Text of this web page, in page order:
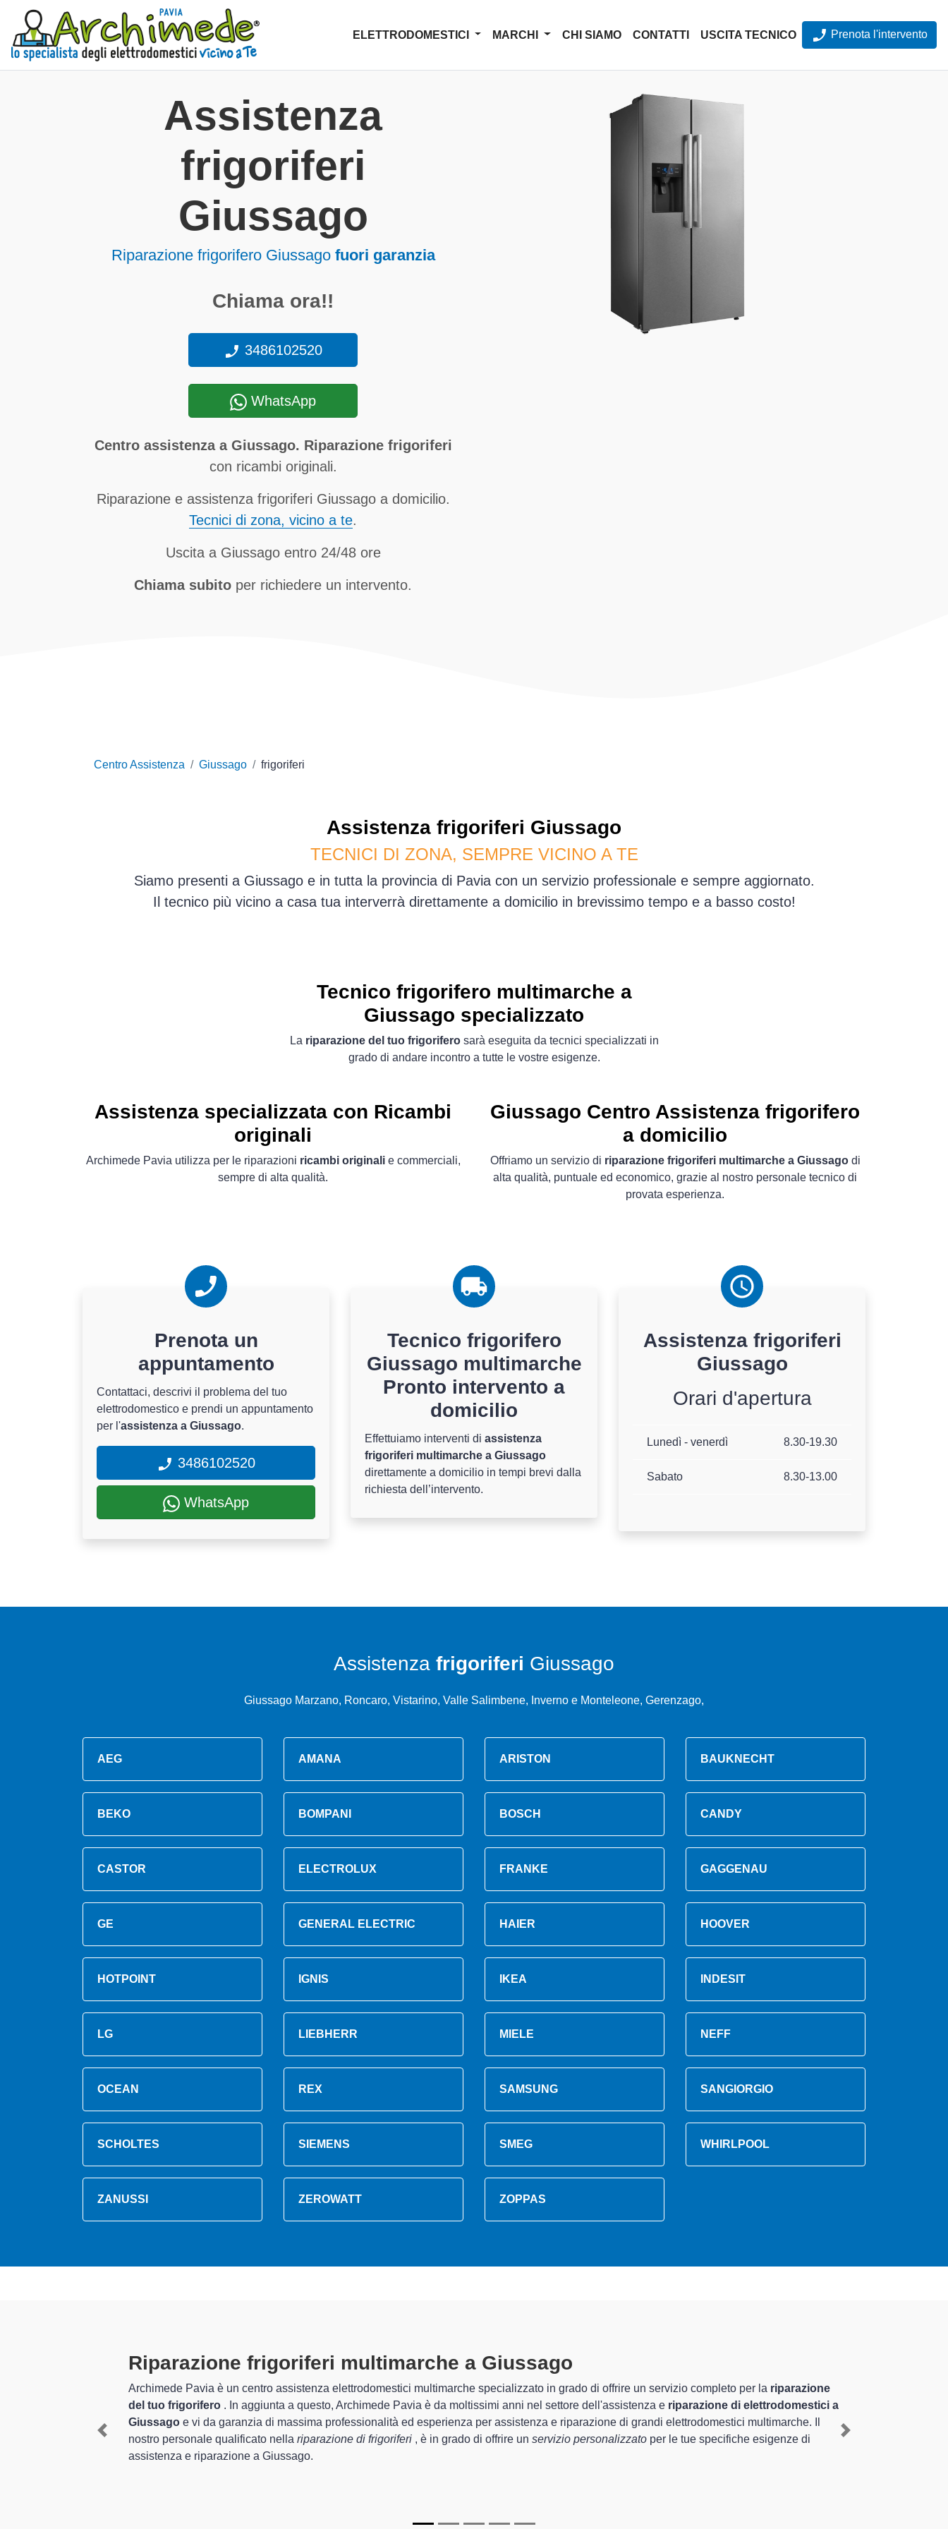
ELETTRODOMESTICI MARCHI CHI SIAMO CONTATTI USCITA TECNICO Prenota l'intervento
Assistenza
frigoriferi
Giussago
Riparazione frigorifero Giussago fuori garanzia
Chiama ora!!
3486102520
WhatsApp
Centro assistenza a Giussago. Riparazione frigoriferi
con ricambi originali.
Riparazione e assistenza frigoriferi Giussago a domicilio.
Tecnici di zona, vicino a te.
Uscita a Giussago entro 24/48 ore
Chiama subito per richiedere un intervento.
Centro Assistenza Giussago frigoriferi
Assistenza frigoriferi Giussago
TECNICI DI ZONA, SEMPRE VICINO A TE
Siamo presenti a Giussago e in tutta la provincia di Pavia con un servizio professionale e sempre aggiornato.
Il tecnico più vicino a casa tua interverrà direttamente a domicilio in brevissimo tempo e a basso costo!
Tecnico frigorifero multimarche a
Giussago specializzato
La riparazione del tuo frigorifero sarà eseguita da tecnici specializzati in
grado di andare incontro a tutte le vostre esigenze.
Assistenza specializzata con Ricambi
originali
Archimede Pavia utilizza per le riparazioni ricambi originali e commerciali,
sempre di alta qualità.
Giussago Centro Assistenza frigorifero
a domicilio
Offriamo un servizio di riparazione frigoriferi multimarche a Giussagodi
alta qualità, puntuale ed economico, grazie al nostro personale tecnico di
provata esperienza.
Prenota un
appuntamento
Contattaci, descrivi il problema del tuo
elettrodomestico e prendi un appuntamento
per l'assistenza a Giussago.
3486102520
WhatsApp
Tecnico frigorifero
Giussago multimarche
Pronto intervento a
domicilio
Effettuiamo interventi di assistenza
frigoriferi multimarche a Giussago
direttamente a domicilio in tempi brevi dalla
richiesta dell’intervento.
Assistenza frigoriferi
Giussago
Orari d'apertura
Lunedì - venerdì 8.30-19.30
Sabato 8.30-13.00
Assistenza frigoriferi Giussago
Giussago Marzano, Roncaro, Vistarino, Valle Salimbene, Inverno e Monteleone, Gerenzago,
AEG AMANA ARISTON BAUKNECHT
BEKO BOMPANI BOSCH CANDY
CASTOR ELECTROLUX FRANKE GAGGENAU
GE GENERAL ELECTRIC HAIER HOOVER
HOTPOINT IGNIS IKEA INDESIT
LG LIEBHERR MIELE NEFF
OCEAN REX SAMSUNG SANGIORGIO
SCHOLTES SIEMENS SMEG WHIRLPOOL
ZANUSSI ZEROWATT ZOPPAS
Tecnici Frigoriferi Multimarche A Giussago
I tecnici specializzati di Archimede Pavia sono in grado di garantire al cliente esperienza pluriennale nel territorio di Giussago e provincia per
quel che riguarda la sistemazione e lariparazione del tuo frigorifero a Giussago , mediante il ripristino rapido del corretto funzionamento
degli apparecchi.
In più,i tecnici specializzatidi Archimede Pavia sono in grado di fornire interventi di diverse tipologie sugli elettrodomestici da riparare per farli
tornare perfettamente funzionanti e durare a lungo nel tempo.
Previous Next